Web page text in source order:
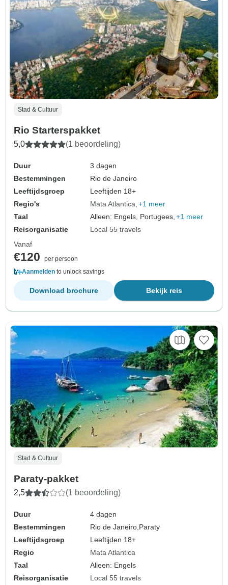
Stad & Cultuur
Rio Starterspakket
5,0 (1 beoordeling)
Duur
3 dagen
Bestemmingen
Rio de Janeiro
Leeftijdsgroep
Leeftijden 18+
Regio's
Mata Atlantica +1 meer
Taal
Alleen: Engels, Portugees, +1 meer
Reisorganisatie
Local 55 travels
Vanaf
€120
per persoon
Aanmelden to unlock savings
Bekijk reis
Download brochure
Stad & Cultuur
Paraty-pakket
2,5 (1 beoordeling)
Duur
4 dagen
Bestemmingen
Rio de Janeiro, Paraty
Leeftijdsgroep
Leeftijden 18+
Regio
Mata Atlantica
Taal
Alleen: Engels
Reisorganisatie
Local 55 travels